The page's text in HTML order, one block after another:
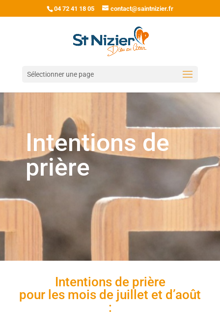
04 72 41 18 05 contact@saintnizier.fr
Sélectionner une page
Intentions de
prière
Intentions de prière
pour les mois de juillet et d’août
: